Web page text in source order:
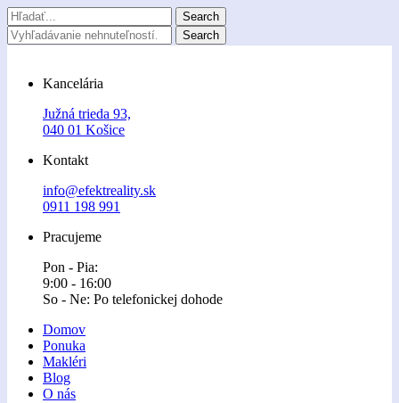
Kancelária
Južná trieda 93,
040 01 Košice
Kontakt
info@efektreality.sk
0911 198 991
Pracujeme
Pon - Pia:
9:00 - 16:00
So - Ne: Po telefonickej dohode
Domov
Ponuka
Makléri
Blog
O nás